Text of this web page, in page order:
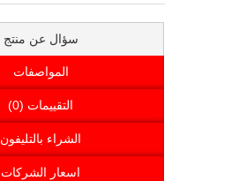
سؤال عن منتج
المواصفات
التقييمات (0)
الشراء بالتليفون
اسعار الشركات